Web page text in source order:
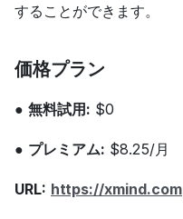
することができます。
価格プラン
● 無料試用: $0
● プレミアム: $8.25/月
URL: https://xmind.com